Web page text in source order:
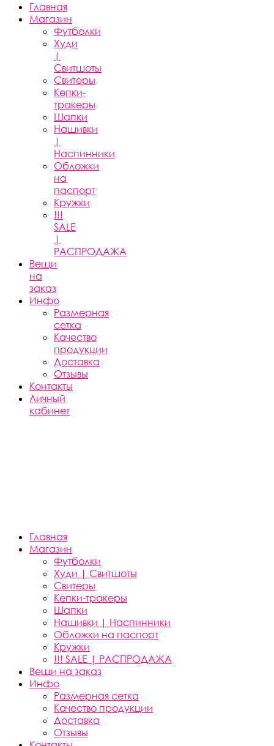
Главная
Магазин
Футболки
Худи
|
Свитшоты
Свитеры
Кепки-
тракеры
Шапки
Нашивки
|
Наспинники
Обложки
на
паспорт
Кружки
!!!
SALE
|
РАСПРОДАЖА
Вещи
на
заказ
Инфо
Размерная
сетка
Качество
продукции
Доставка
Отзывы
Контакты
Личный
кабинет
Главная
Магазин
Футболки
Худи | Свитшоты
Свитеры
Кепки-тракеры
Шапки
Нашивки | Наспинники
Обложки на паспорт
Кружки
!!! SALE | РАСПРОДАЖА
Вещи на заказ
Инфо
Размерная сетка
Качество продукции
Доставка
Отзывы